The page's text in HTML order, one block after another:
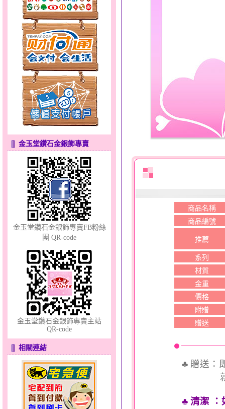
甜心女孩～金銀鋼女套鍊
彩蝶倩影～金銀鋼套鍊
幸福洋溢～金銀鋼套鍊
愛情邱比特～金銀鋼套鍊
金玉堂鑽石金銀飾專賣
金玉堂鑽石金銀飾專賣FB粉絲
團 QR-code
金玉堂鑽石金銀飾專賣主站
QR-code
相關連結
商品名稱
商品編號
推薦
系列
材質
金重
價格
附贈
贈送
♣ 贈送：
就送
♣ 清潔 ：